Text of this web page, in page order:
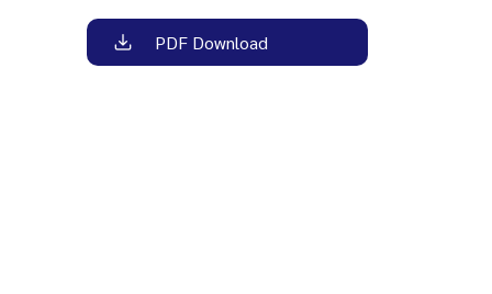
PDF Download